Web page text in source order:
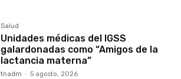
Salud
Unidades médicas del IGSS
galardonadas como “Amigos de la
lactancia materna”
tnadm - 5 agosto, 2026